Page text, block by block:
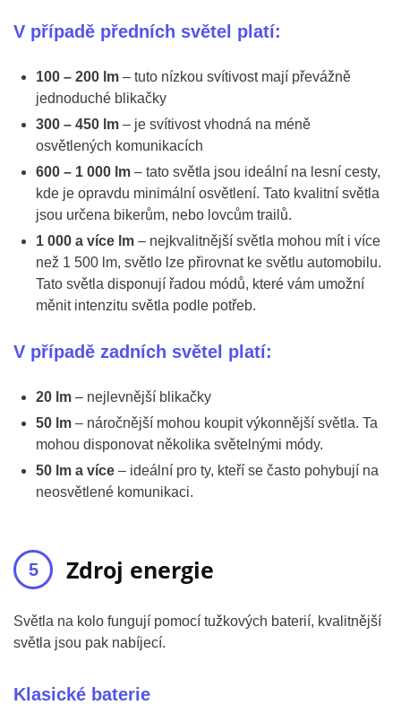
V případě předních světel platí:
100 – 200 lm – tuto nízkou svítivost mají převážně
jednoduché blikačky
300 – 450 lm – je svítivost vhodná na méně
osvětlených komunikacích
600 – 1 000 lm – tato světla jsou ideální na lesní cesty,
kde je opravdu minimální osvětlení. Tato kvalitní světla
jsou určena bikerům, nebo lovcům trailů.
1 000 a více lm – nejkvalitnější světla mohou mít i více
než 1 500 lm, světlo lze přirovnat ke světlu automobilu.
Tato světla disponují řadou módů, které vám umožní
měnit intenzitu světla podle potřeb.
V případě zadních světel platí:
20 lm – nejlevnější blikačky
50 lm – náročnější mohou koupit výkonnější světla. Ta
mohou disponovat několika světelnými módy.
50 lm a více – ideální pro ty, kteří se často pohybují na
neosvětlené komunikaci.
Zdroj energie
Světla na kolo fungují pomocí tužkových baterií, kvalitnější
světla jsou pak nabíjecí.
Klasické baterie